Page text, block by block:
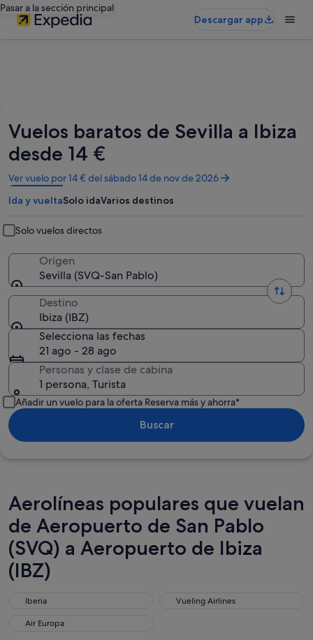
Pasar a la sección principal
Descargar app
Vuelos baratos de Sevilla a Ibiza
desde 14 €
Ver vuelo por 14 € del sábado 14 de nov de 2026
Se
abre
en
ventana
nueva
Ida y vueltaSolo idaVarios destinos
Solo vuelos directos
Origen
Sevilla (SVQ-San Pablo)
Destino
Ibiza (IBZ)
Selecciona las fechas
21 ago - 28 ago
Personas y clase de cabina
1 persona, Turista
Añadir un vuelo para la oferta Reserva más y ahorra*
Buscar
Aerolíneas populares que vuelan
de Aeropuerto de San Pablo
(SVQ) a Aeropuerto de Ibiza
(IBZ)
Iberia
Iberia Vueling Airlines
Vueling Airlines
Air Europa
Air Europa